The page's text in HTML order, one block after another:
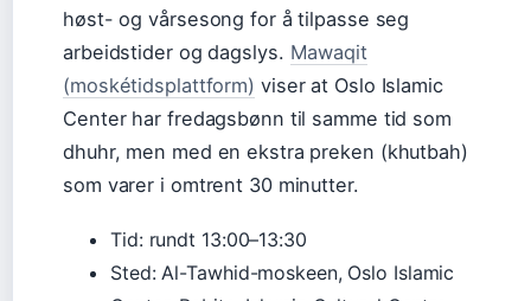
høst- og vårsesong for å tilpasse seg
arbeidstider og dagslys. Mawaqit
(moskétidsplattform) viser at Oslo Islamic
Center har fredagsbønn til samme tid som
dhuhr, men med en ekstra preken (khutbah)
som varer i omtrent 30 minutter.
Tid: rundt 13:00–13:30
Sted: Al-Tawhid-moskeen, Oslo Islamic